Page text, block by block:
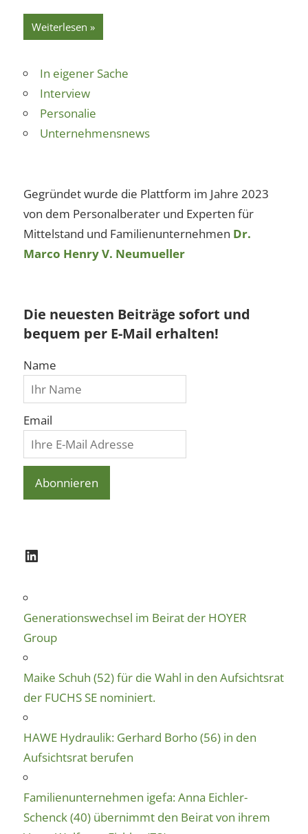
Weiterlesen
In eigener Sache
Interview
Personalie
Unternehmensnews
Gegründet wurde die Plattform im Jahre 2023
von dem Personalberater und Experten für
Mittelstand und Familienunternehmen Dr.
Marco Henry V. Neumueller
Die neuesten Beiträge sofort und
bequem per E-Mail erhalten!
Name
Email
LinkedIn
Generationswechsel im Beirat der HOYER
Group
Maike Schuh (52) für die Wahl in den Aufsichtsrat
der FUCHS SE nominiert.
HAWE Hydraulik: Gerhard Borho (56) in den
Aufsichtsrat berufen
Familienunternehmen igefa: Anna Eichler-
Schenck (40) übernimmt den Beirat von ihrem